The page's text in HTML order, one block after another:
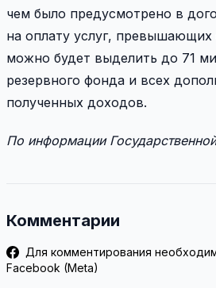
чем было предусмотрено в
на оплату услуг,
можно будет выделить до 71
резервного фонда и всех
полученных доходов.
По информации
Комментарии
Для комментирования
Facebook (Meta)